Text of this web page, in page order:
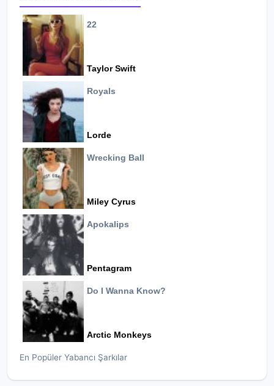
22
Taylor Swift
Royals
Lorde
Wrecking Ball
Miley Cyrus
Apokalips
Pentagram
Do I Wanna Know?
Arctic Monkeys
En Popüler Yabancı Şarkılar